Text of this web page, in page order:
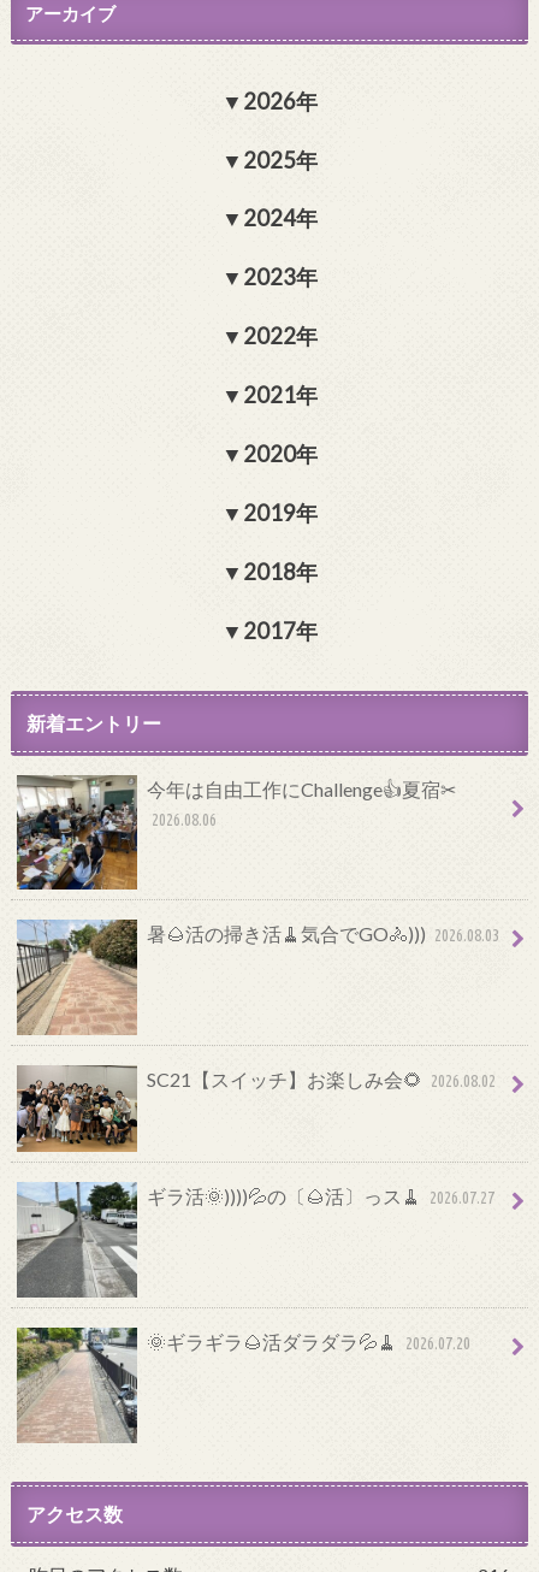
アーカイブ
2026年
2025年
2024年
2023年
2022年
2021年
2020年
2019年
2018年
2017年
新着エントリー
今年は自由工作にChallenge👍夏宿✂
2026.08.06
暑🌰活の掃き活🧹気合でGO🚴))) 2026.08.03
SC21【スイッチ】お楽しみ会🌻 2026.08.02
ギラ活🌞))))💦の〔🌰活〕っス🧹 2026.07.27
🌞ギラギラ🌰活ダラダラ💦🧹 2026.07.20
アクセス数